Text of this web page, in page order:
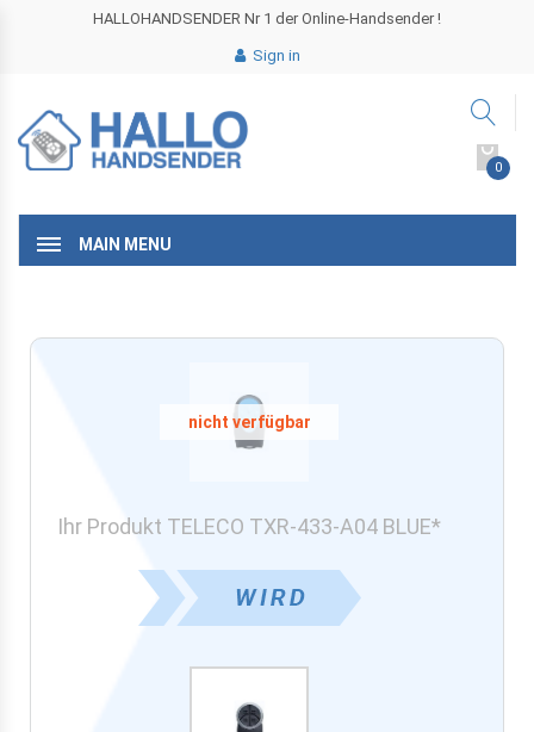
HALLOHANDSENDER Nr 1 der Online-Handsender !
Sign in
0
MAIN MENU
Ihr Produkt TELECO TXR-433-A04 BLUE*